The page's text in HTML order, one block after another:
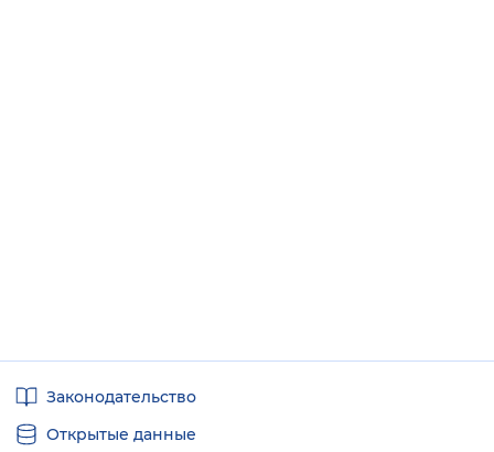
ссылкиЗаконодательство
Открытые данные